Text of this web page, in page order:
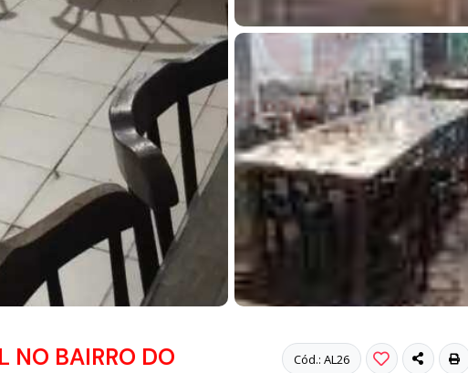
Cód.: AL26
NO BAIRRO DO